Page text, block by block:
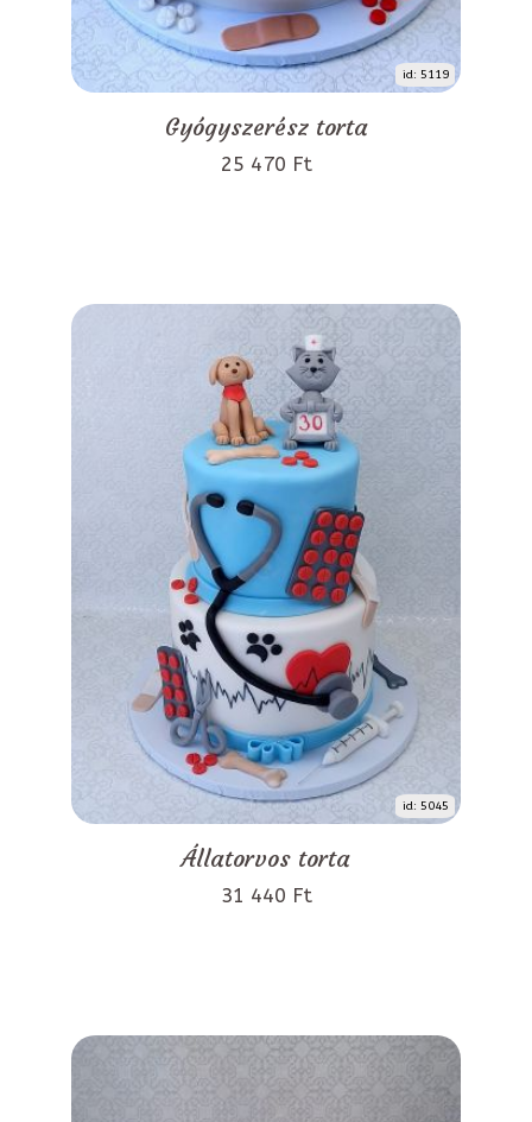
id: 5119
Gyógyszerész torta
25 470 Ft
id: 5045
Állatorvos torta
31 440 Ft